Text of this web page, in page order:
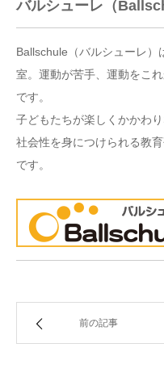
バルシューレ（
Ballschule（バルシューレ）
室。運動が苦手、運動をこ
です。
子どもたちが楽しくかかわ
社会性を身につけられる教
です。
前の記事